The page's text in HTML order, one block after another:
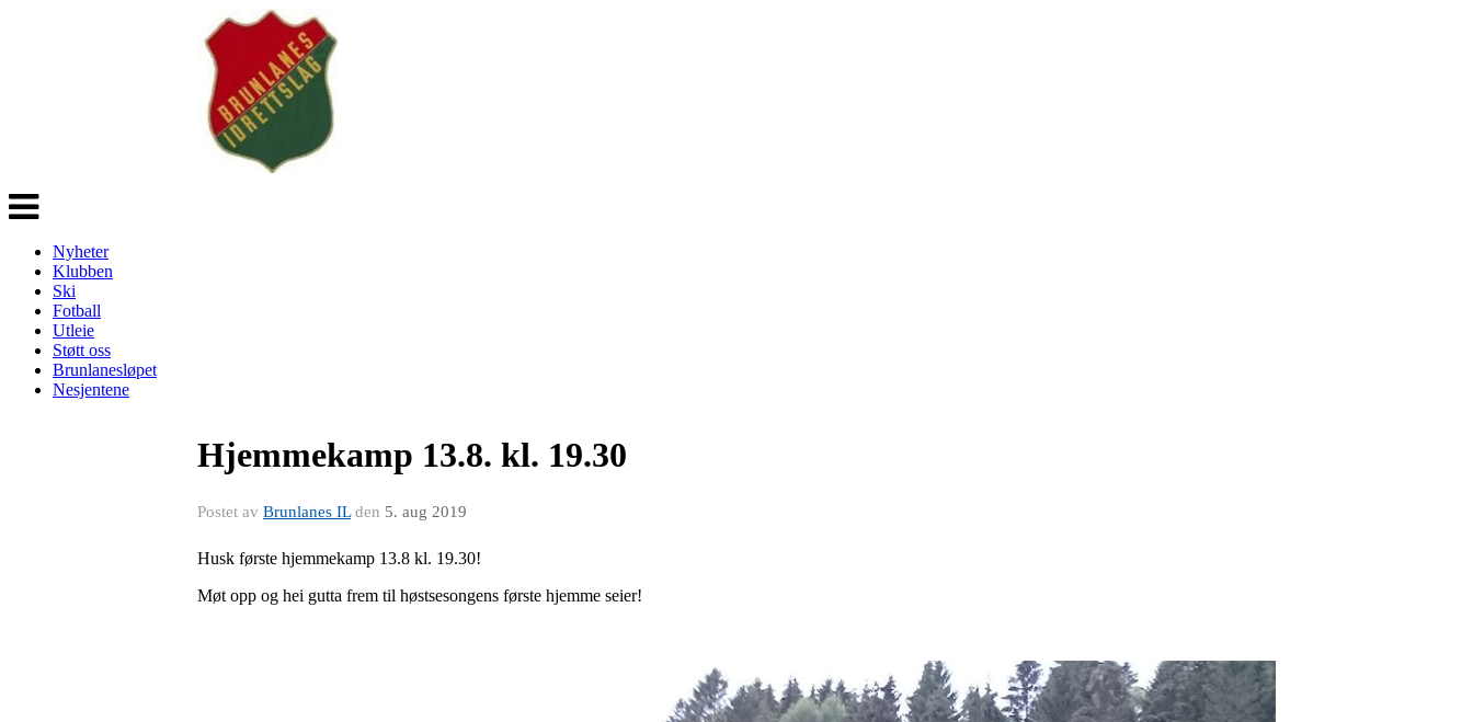
Veksle
navigasjon
Nyheter
Klubben
Ski
Fotball
Utleie
Støtt oss
Brunlanesløpet
Nesjentene
Hjemmekamp 13.8. kl. 19.30
Postet av Brunlanes ILden 5. aug 2019
Husk første hjemmekamp 13.8 kl. 19.30!
Møt opp og hei gutta frem til høstsesongens første hjemme seier!